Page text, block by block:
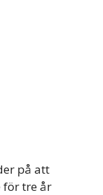
på att
för tre år